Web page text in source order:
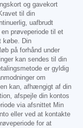
og gavekort
til din
uafbrudt
prøveperiode til et
købe. Din
på forhånd under
kan sendes til din
er gyldig
om
kan, afhængigt af din
afspejle din kontos
via afsnittet Min
eller ved at kontakte
for at